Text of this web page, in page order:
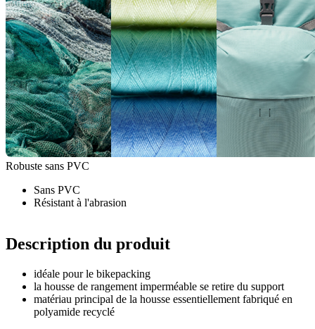
Robuste sans PVC
Sans PVC
Résistant à l'abrasion
Description du produit
idéale pour le bikepacking
la housse de rangement imperméable se retire du support
matériau principal de la housse essentiellement fabriqué en
polyamide recyclé